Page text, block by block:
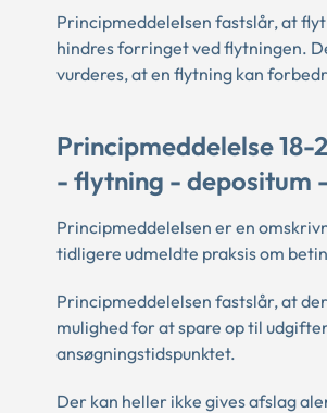
Principmeddelelsen fastslår, at
hindres forringet ved flytningen.
vurderes, at en flytning kan
Principmeddelelse
- flytning - depositum
Principmeddelelsen er en
tidligere udmeldte praksis om
Principmeddelelsen fastslår, at
mulighed for at spare op til
ansøgningstidspunktet.
Der kan heller ikke gives afslag